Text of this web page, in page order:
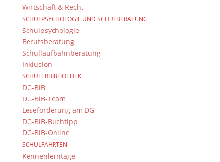
Wirtschaft & Recht
SCHULPSYCHOLOGIE UND SCHULBERATUNG
Schulpsychologie
Berufsberatung
Schullaufbahnberatung
Inklusion
SCHÜLERBIBLIOTHEK
DG-BiB
DG-BiB-Team
Leseförderung am DG
DG-BiB-Buchtipp
DG-BiB-Online
SCHULFAHRTEN
Kennenlerntage
Kinder-Medien-
Publikumspreis 2018
14. Mai 2018
Klickt uns! Das DG ist mit einem Beitrag im Rahmen
des Jugend-Medien-Preises vertreten und wir wollen
den WEISSEN ELEFANTEN gewinnen!